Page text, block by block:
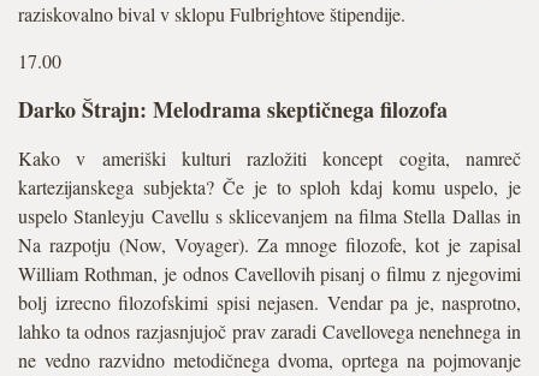
raziskovalno bival v sklopu Fulbrightove štipendije.
17.00
Darko Štrajn: Melodrama skeptičnega filozofa
Kako v ameriški kulturi razložiti koncept cogita, namreč
kartezijanskega subjekta? Če je to sploh kdaj komu uspelo, je
uspelo Stanleyju Cavellu s sklicevanjem na filma Stella Dallas in
Na razpotju (Now, Voyager). Za mnoge filozofe, kot je zapisal
William Rothman, je odnos Cavellovih pisanj o filmu z njegovimi
bolj izrecno filozofskimi spisi nejasen. Vendar pa je, nasprotno,
lahko ta odnos razjasnjujoč prav zaradi Cavellovega nenehnega in
ne vedno razvidno metodičnega dvoma, oprtega na pojmovanje